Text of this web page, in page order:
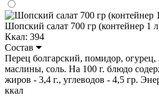
Шопский салат 700 гр (контейнер 1
Ккал: 394
Состав
Перец болгарский, помидор,
маслины, соль. На 100 г. блюдо
жиров - 3,4 г., углеводов - 4,5 гр.
ккал